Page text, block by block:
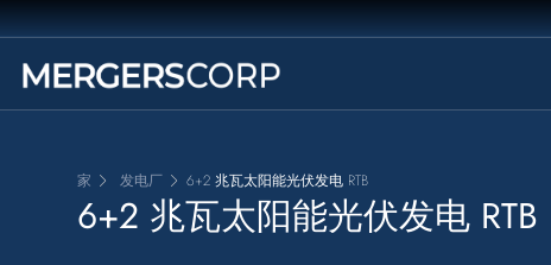
家 发电厂 6+2 兆瓦太阳能光伏发电 RTB
6+2 兆瓦太阳能光伏发电 RTB